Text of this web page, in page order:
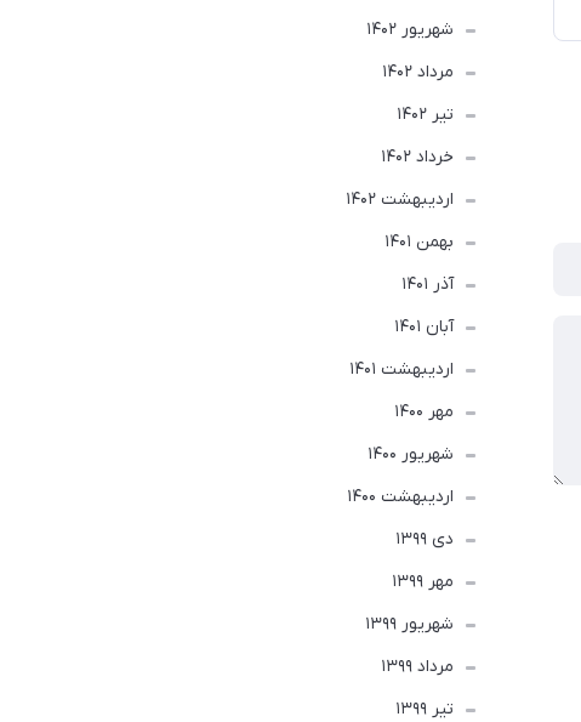
شهریور 1402
مرداد 1402
تير 1402
خرداد 1402
ارديبهشت 1402
بهمن 1401
آذر 1401
آبان 1401
ارديبهشت 1401
مهر 1400
شهریور 1400
ارديبهشت 1400
دی 1399
مهر 1399
شهریور 1399
مرداد 1399
تير 1399